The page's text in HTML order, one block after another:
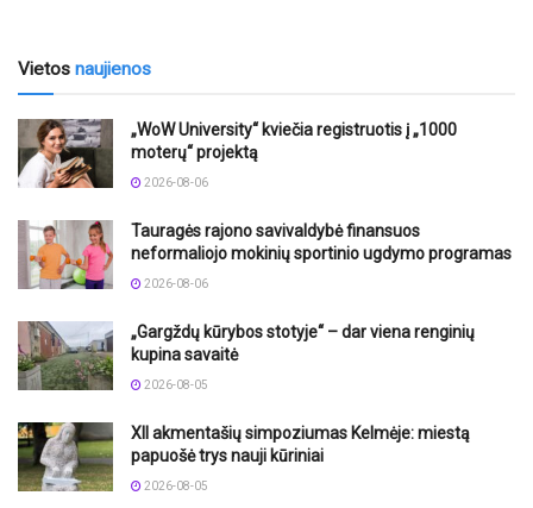
Vietos naujienos
„WoW University“ kviečia registruotis į „1000
moterų“ projektą
2026-08-06
Tauragės rajono savivaldybė finansuos
neformaliojo mokinių sportinio ugdymo programas
2026-08-06
„Gargždų kūrybos stotyje“ – dar viena renginių
kupina savaitė
2026-08-05
XII akmentašių simpoziumas Kelmėje: miestą
papuošė trys nauji kūriniai
2026-08-05